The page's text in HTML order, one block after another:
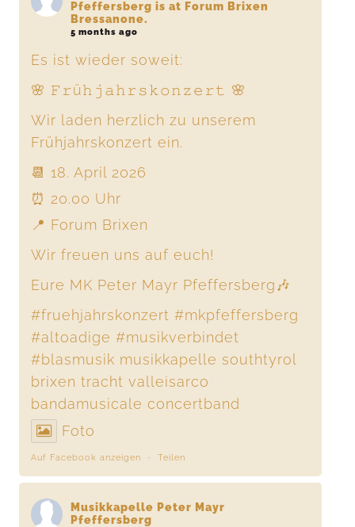
Pfeffersberg is at Forum Brixen
Bressanone.
5 months ago
Es ist wieder soweit:
🌸 𝙵𝚛ü𝚑𝚓𝚊𝚑𝚛𝚜𝚔𝚘𝚗𝚣𝚎𝚛𝚝 🌸
Wir laden herzlich zu unserem
Frühjahrskonzert ein.
📆 18. April 2026
⏰ 20.00 Uhr
📍 Forum Brixen
Wir freuen uns auf euch!
Eure MK Peter Mayr Pfeffersberg🎶
#fruehjahrskonzert #mkpfeffersberg
#altoadige #musikverbindet
#blasmusik musikkapelle southtyrol
brixen tracht valleisarco
bandamusicale concertband
Foto
Auf Facebook anzeigen · Teilen
Musikkapelle Peter Mayr
Pfeffersberg